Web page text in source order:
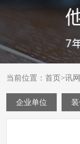
当前位置： 首页>讯
企业单位